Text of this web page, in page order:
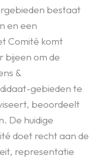
bestaat
en een
Comité komt
bijeen om de
&
gebieden te
beoordeelt
De huidige
doet recht aan de
representatie